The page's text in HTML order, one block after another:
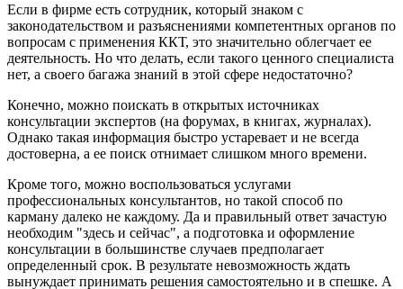
Если в фирме есть сотрудник, который знаком с
законодательством и разъяснениями компетентных органов по
вопросам с применения ККТ, это значительно облегчает ее
деятельность. Но что делать, если такого ценного специалиста
нет, а своего багажа знаний в этой сфере недостаточно?
Конечно, можно поискать в открытых источниках
консультации экспертов (на форумах, в книгах, журналах).
Однако такая информация быстро устаревает и не всегда
достоверна, а ее поиск отнимает слишком много времени.
Кроме того, можно воспользоваться услугами
профессиональных консультантов, но такой способ по
карману далеко не каждому. Да и правильный ответ зачастую
необходим "здесь и сейчас", а подготовка и оформление
консультации в большинстве случаев предполагает
определенный срок. В результате невозможность ждать
вынуждает принимать решения самостоятельно и в спешке. А